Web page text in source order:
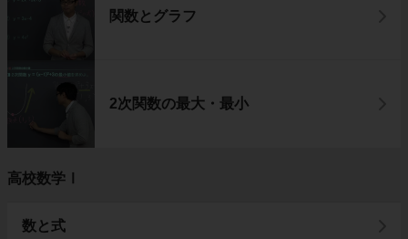
関数とグラフ
2次関数の最大・最小
高校数学Ⅰ
数と式